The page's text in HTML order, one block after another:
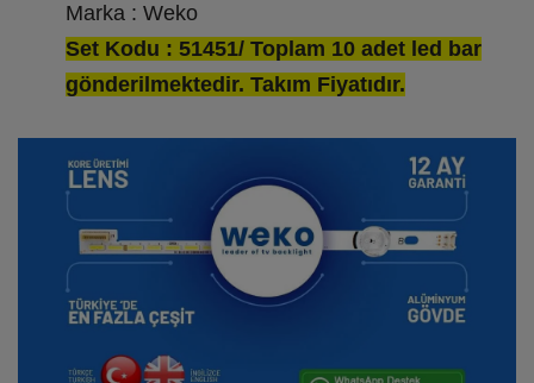
Marka : Weko
Set Kodu : 51451/ Toplam 10 adet led bar
gönderilmektedir. Takım Fiyatıdır.